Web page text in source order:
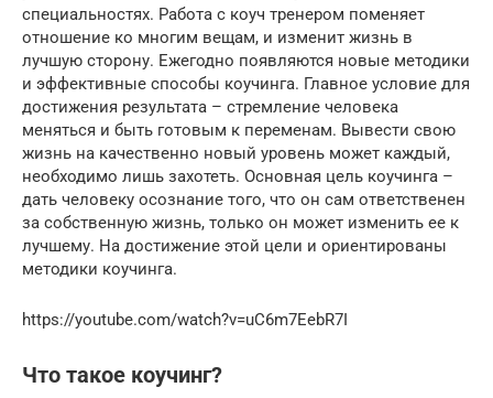
специальностях. Работа с коуч тренером поменяет
отношение ко многим вещам, и изменит жизнь в
лучшую сторону. Ежегодно появляются новые методики
и эффективные способы коучинга. Главное условие для
достижения результата – стремление человека
меняться и быть готовым к переменам. Вывести свою
жизнь на качественно новый уровень может каждый,
необходимо лишь захотеть. Основная цель коучинга –
дать человеку осознание того, что он сам ответственен
за собственную жизнь, только он может изменить ее к
лучшему. На достижение этой цели и ориентированы
методики коучинга.
https://youtube.com/watch?v=uC6m7EebR7I
Что такое коучинг?